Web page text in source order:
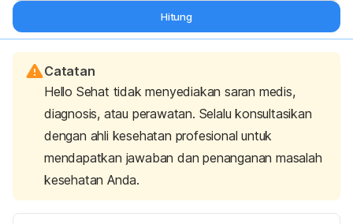
Hitung
Catatan
Hello Sehat tidak menyediakan saran medis,
diagnosis, atau perawatan. Selalu konsultasikan
dengan ahli kesehatan profesional untuk
mendapatkan jawaban dan penanganan masalah
kesehatan Anda.